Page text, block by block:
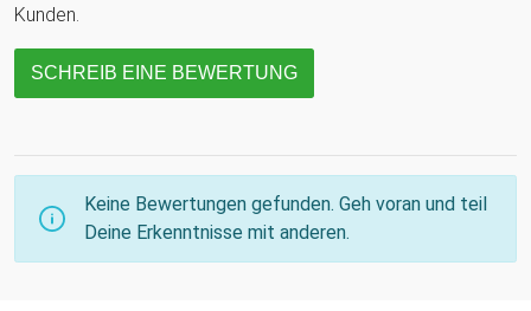
Kunden.
SCHREIB EINE BEWERTUNG
Keine Bewertungen gefunden. Geh voran und teil
Deine Erkenntnisse mit anderen.